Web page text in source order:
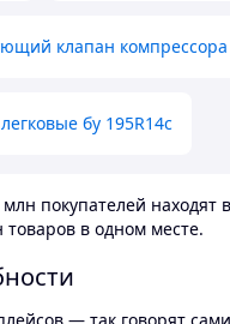
клапан
бу 195R14c
покупателей
в одном месте.